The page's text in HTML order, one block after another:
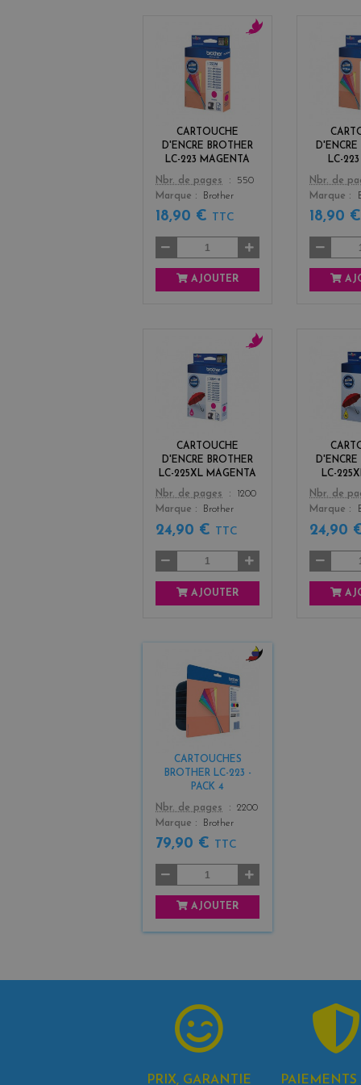
CARTOUCHE
D'ENCRE BROTHER
LC-223 MAGENTA
Color
Nbr. de pages
550
Marque
Brother
18,90 € TTC
AJOUTER
D'ENCRE
LC-
Color
Nbr. de
Marque
18,90 €
CARTOUCHE
D'ENCRE BROTHER
LC-225XL MAGENTA
Color
Nbr. de pages
1200
Marque
Brother
24,90 € TTC
AJOUTER
D'ENCRE
LC-
Color
Nbr. de
Marque
24,90
CARTOUCHES
BROTHER LC-223 -
PACK 4
Color
Nbr. de pages
2200
Marque
Brother
79,90 € TTC
AJOUTER
PRIX, GARANTIE PAIEMENTS